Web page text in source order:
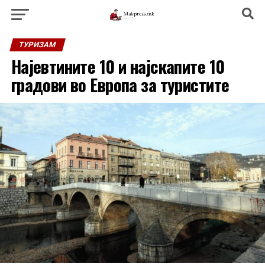
ТУРИЗАМ
Најевтините 10 и најскапите 10
градови во Европа за туристите